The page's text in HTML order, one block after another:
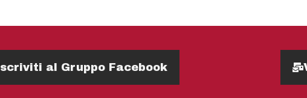
Iscriviti al Gruppo Facebook